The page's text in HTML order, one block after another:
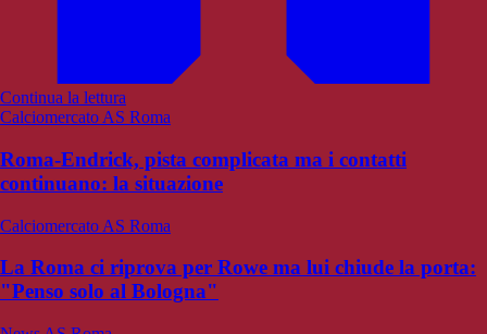
Continua la lettura
Calciomercato AS Roma
Roma-Endrick, pista complicata ma i contatti
continuano: la situazione
Calciomercato AS Roma
La Roma ci riprova per Rowe ma lui chiude la porta:
"Penso solo al Bologna"